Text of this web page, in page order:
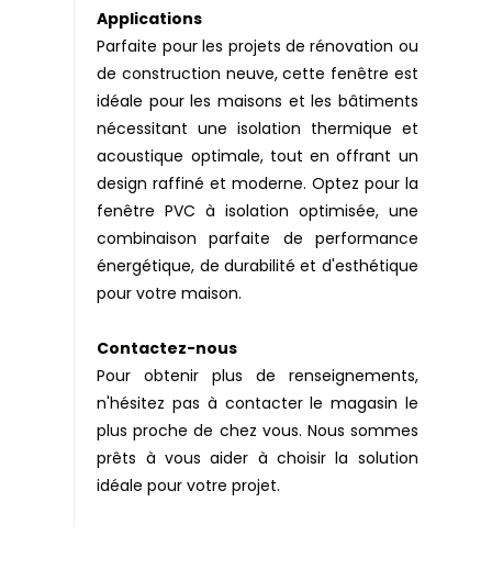
Applications
Parfaite pour les projets de rénovation ou
de construction neuve, cette fenêtre est
idéale pour les maisons et les bâtiments
nécessitant une isolation thermique et
acoustique optimale, tout en offrant un
design raffiné et moderne. Optez pour la
fenêtre PVC à isolation optimisée, une
combinaison parfaite de performance
énergétique, de durabilité et d'esthétique
pour votre maison.
Contactez-nous
Pour obtenir plus de renseignements,
n'hésitez pas à contacter le magasin le
plus proche de chez vous. Nous sommes
prêts à vous aider à choisir la solution
idéale pour votre projet.